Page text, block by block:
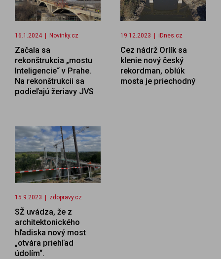
16.1.2024 Novinky.cz
Začala sa
rekonštrukcia „mostu
Inteligencie“ v Prahe.
Na rekonštrukcii sa
podieľajú žeriavy JVS
19.12.2023 iDnes.cz
Cez nádrž Orlík sa
klenie nový český
rekordman, oblúk
mosta je priechodný
15.9.2023 zdopravy.cz
SŽ uvádza, že z
architektonického
hľadiska nový most
„otvára priehľad
údolím“.